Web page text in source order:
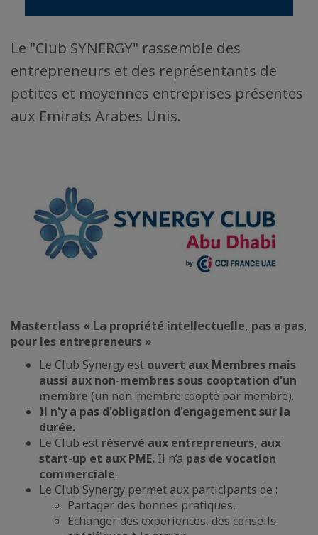
Le "Club SYNERGY" rassemble des
entrepreneurs et des représentants de
petites et moyennes entreprises présentes
aux Emirats Arabes Unis.
Masterclass « La propriété intellectuelle, pas a pas,
pour les entrepreneurs »
Le Club Synergy est ouvert aux Membres mais
aussi aux non-membres sous cooptation d'un
membre (un non-membre coopté par membre).
Il n'y a pas d'obligation d'engagement sur la
durée.
Le Club est réservé aux entrepreneurs, aux
start-up et aux PME. Il n’a pas de vocation
commerciale.
Le Club Synergy permet aux participants de :
Partager des bonnes pratiques,
Echanger des experiences, des conseils